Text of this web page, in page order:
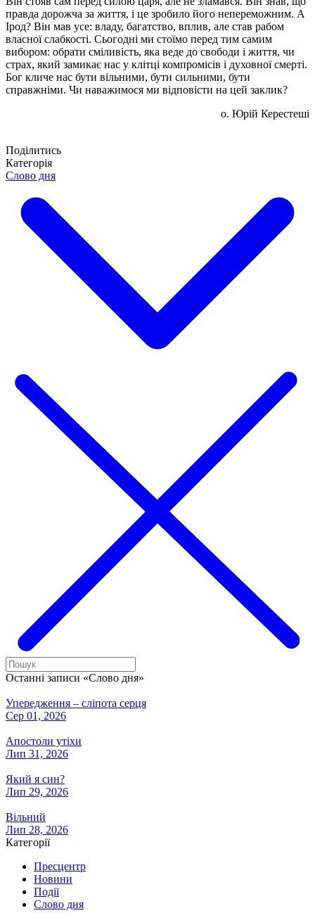
правда дорожча за життя, і це зробило його непереможним. А
Ірод? Він мав усе: владу, багатство, вплив, але став рабом
власної слабкості. Сьогодні ми стоїмо перед тим самим
вибором: обрати сміливість, яка веде до свободи і життя, чи
страх, який замикає нас у клітці компромісів і духовної смерті.
Бог кличе нас бути вільними, бути сильними, бути
справжніми. Чи наважимося ми відповісти на цей заклик?
о. Юрій Керестеші
Поділитись
Категорія
Слово дня
Останні записи «Слово дня»
Упередження – сліпота серця
Сер 01, 2026
Апостоли утіхи
Лип 31, 2026
Який я син?
Лип 29, 2026
Вільний
Лип 28, 2026
Категорії
Пресцентр
Новини
Події
Слово дня